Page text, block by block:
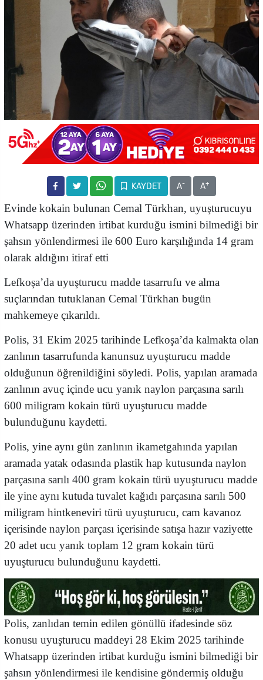
KAYDET A- A+
Evinde kokain bulunan Cemal Türkhan, uyuşturucuyu
Whatsapp üzerinden irtibat kurduğu ismini bilmediği bir
şahsın yönlendirmesi ile 600 Euro karşılığında 14 gram
olarak aldığını itiraf etti
Lefkoşa’da uyuşturucu madde tasarrufu ve alma
suçlarından tutuklanan Cemal Türkhan bugün
mahkemeye çıkarıldı.
Polis, 31 Ekim 2025 tarihinde Lefkoşa’da kalmakta olan
zanlının tasarrufunda kanunsuz uyuşturucu madde
olduğunun öğrenildiğini söyledi. Polis, yapılan aramada
zanlının avuç içinde ucu yanık naylon parçasına sarılı
600 miligram kokain türü uyuşturucu madde
bulunduğunu kaydetti.
Polis, yine aynı gün zanlının ikametgahında yapılan
aramada yatak odasında plastik hap kutusunda naylon
parçasına sarılı 400 gram kokain türü uyuşturucu madde
ile yine aynı kutuda tuvalet kağıdı parçasına sarılı 500
miligram hintkeneviri türü uyuşturucu, cam kavanoz
içerisinde naylon parçası içerisinde satışa hazır vaziyette
20 adet ucu yanık toplam 12 gram kokain türü
uyuşturucu bulunduğunu kaydetti.
Polis, zanlıdan temin edilen gönüllü ifadesinde söz
konusu uyuşturucu maddeyi 28 Ekim 2025 tarihinde
Whatsapp üzerinden irtibat kurduğu ismini bilmediği bir
şahsın yönlendirmesi ile kendisine göndermiş olduğu